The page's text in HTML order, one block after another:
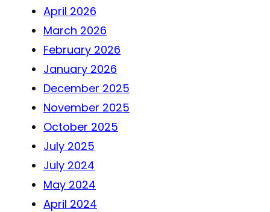
April 2026
March 2026
February 2026
January 2026
December 2025
November 2025
October 2025
July 2025
July 2024
May 2024
April 2024